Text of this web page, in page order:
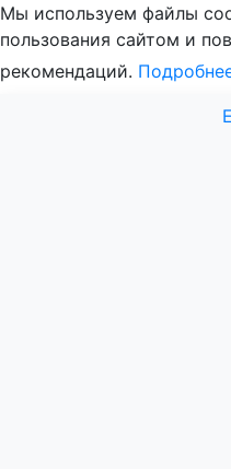
Мы используем файлы
пользования сайтом и
рекомендаций.